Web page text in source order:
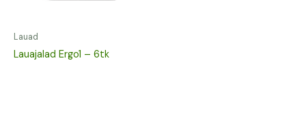
Lauad
Lauajalad Ergo1 – 6tk